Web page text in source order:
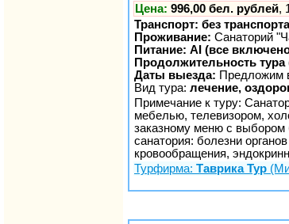
Цена: 996,00 бел. рублей,
Транспорт: без транспорта
Проживание: Санаторий
Питание: AI (все
Продолжительность тура
Даты выезда: Предложим
Вид тура: лечение,
Примечание к туру:
мебелью, телевизором,
заказному меню с выбором
санатория: болезни
кровообращения,
Турфирма: Таврика Тур